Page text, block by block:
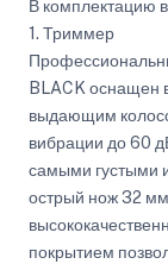
В комплектацию
1. Триммер
BLACK оснащен
выдающим
вибрации до 60
самыми густыми
острый нож 32 мм
покрытием